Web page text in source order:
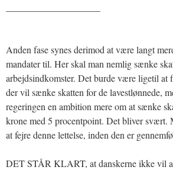
Anden fase synes derimod at være langt
mandater til. Her skal man nemlig sænke
arbejdsindkomster. Det burde være ligetil at
der vil sænke skatten for de lavestlønnede,
regeringen en ambition mere om at sænke
krone med 5 procentpoint. Det bliver svært.
at fejre denne lettelse, inden den er
DET STÅR KLART, at danskerne ikke vil